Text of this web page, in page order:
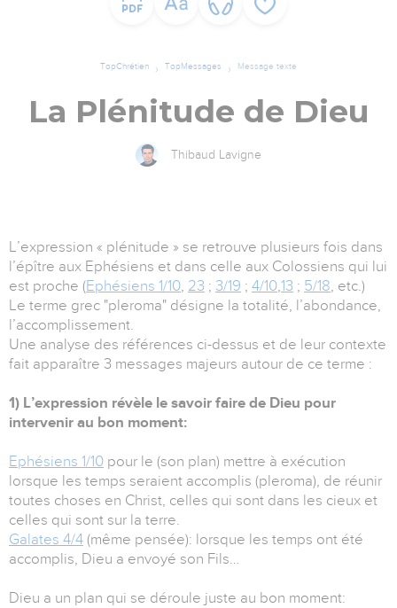
TopChrétien TopMessages Message texte
La Plénitude de Dieu
Thibaud Lavigne
L’expression « plénitude » se retrouve plusieurs fois dans
l’épître aux Ephésiens et dans celle aux Colossiens qui lui
est proche (Ephésiens 1/10, 23 ; 3/19 ; 4/10,13 ; 5/18, etc.)
Le terme grec "pleroma" désigne la totalité, l’abondance,
l’accomplissement.
Une analyse des références ci-dessus et de leur contexte
fait apparaître 3 messages majeurs autour de ce terme :
1) L’expression révèle le savoir faire de Dieu pour
intervenir au bon moment:
Ephésiens 1/10 pour le (son plan) mettre à exécution
lorsque les temps seraient accomplis (pleroma), de réunir
toutes choses en Christ, celles qui sont dans les cieux et
celles qui sont sur la terre.
Galates 4/4 (même pensée): lorsque les temps ont été
accomplis, Dieu a envoyé son Fils…
Dieu a un plan qui se déroule juste au bon moment: